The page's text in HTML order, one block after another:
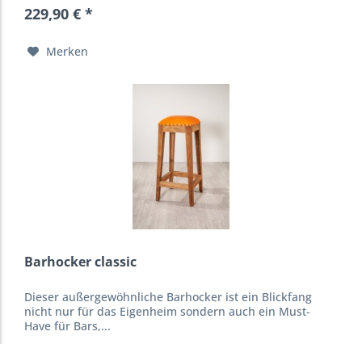
229,90 € *
Merken
Barhocker classic
Dieser außergewöhnliche Barhocker ist ein Blickfang
nicht nur für das Eigenheim sondern auch ein Must-
Have für Bars,...